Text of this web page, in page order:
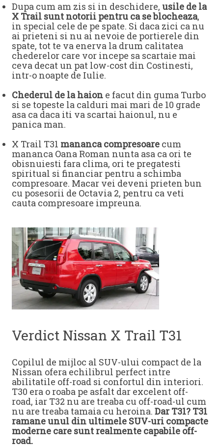
Dupa cum am zis si in deschidere, usile de la
X Trail sunt notorii pentru ca se blocheaza,
in special cele de pe spate. Si daca zici ca nu
ai prieteni si nu ai nevoie de portierele din
spate, tot te va enerva la drum calitatea
chederelor care vor incepe sa scartaie mai
ceva decat un pat low-cost din Costinesti,
intr-o noapte de Iulie.
Chederul de la haion e facut din guma Turbo
si se topeste la calduri mai mari de 10 grade
asa ca daca iti va scartai haionul, nu e
panica man.
X Trail T31 mananca compresoare cum
mananca Oana Roman nunta asa ca ori te
obisnuiesti fara clima, ori te pregatesti
spiritual si financiar pentru a schimba
compresoare. Macar vei deveni prieten bun
cu posesorii de Octavia 2, pentru ca veti
cauta compresoare impreuna.
Verdict Nissan X Trail T31
Copilul de mijloc al SUV-ului compact de la
Nissan ofera echilibrul perfect intre
abilitatile off-road si confortul din interiori.
T30 era o roaba pe asfalt dar excelent off-
road, iar T32 nu are treaba cu off-road-ul cum
nu are treaba tamaia cu heroina. Dar T31? T31
ramane unul din ultimele SUV-uri compacte
moderne care sunt realmente capabile off-
road.